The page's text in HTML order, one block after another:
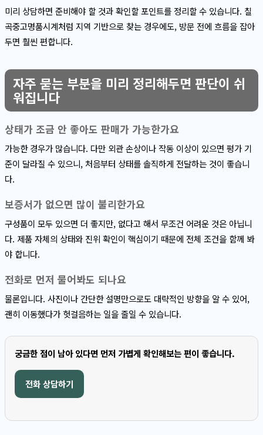
미리 상담하면 준비해야 할 것과 확인할 포인트를 정리할 수 있습니다. 칠
곡중고명품시계처럼 지역 기반으로 찾는 경우에도, 방문 전에 흐름을 잡아
두면 훨씬 편합니다.
자주 묻는 부분을 미리 정리해두면 판단이 쉬
워집니다
상태가 조금 안 좋아도 판매가 가능한가요
가능한 경우가 많습니다. 다만 외관 손상이나 작동 이상이 있으면 평가 기
준이 달라질 수 있으니, 처음부터 상태를 솔직하게 전달하는 것이 좋습니
다.
보증서가 없으면 많이 불리한가요
구성품이 모두 있으면 더 좋지만, 없다고 해서 무조건 어려운 것은 아닙니
다. 제품 자체의 상태와 진위 확인이 핵심이기 때문에 전체 조건을 함께 봐
야 합니다.
전화로 먼저 물어봐도 되나요
물론입니다. 사진이나 간단한 설명만으로도 대략적인 방향을 알 수 있어,
괜히 이동했다가 헛걸음하는 일을 줄일 수 있습니다.
궁금한 점이 남아 있다면 먼저 가볍게 확인해보는 편이 좋습니다.
전화 상담하기